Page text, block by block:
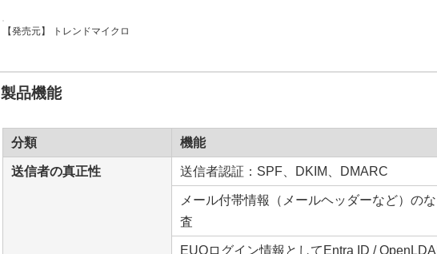
【発売元】 トレンドマイクロ
製品機能
分類 機能
送信者の真正性 送信者認証：SPF、DKIM、DMARC
メール付帯情報（メールヘッダーなど）の
査
EUQログイン情報としてEntra ID /